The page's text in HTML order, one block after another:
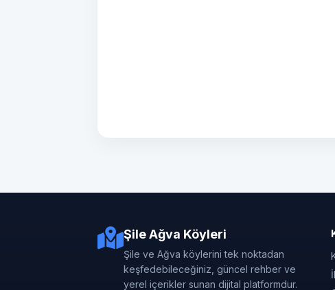
Şile Ağva Köyleri
Şile ve Ağva köylerini tek noktadan
keşfedebileceğiniz, güncel rehber ve
yerel içerikler sunan dijital platformdur.